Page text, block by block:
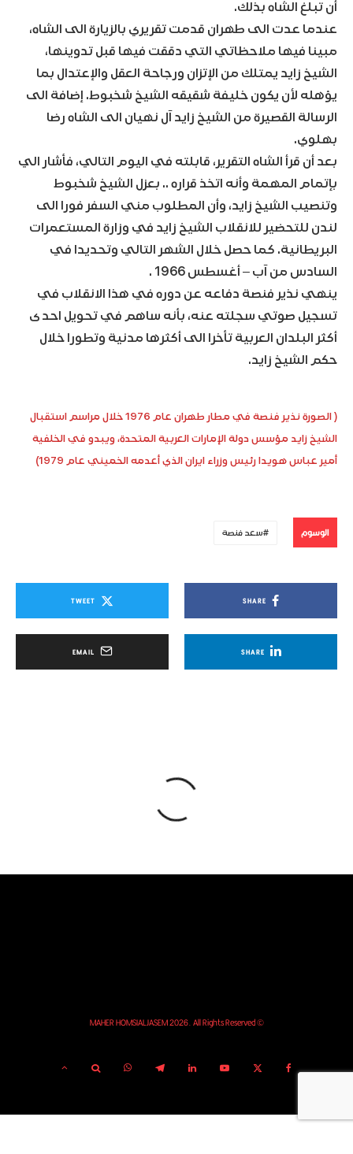
أن تبلغ الشاه بذلك.
عندما عدت الى طهران قدمت تقريري بالزيارة الى الشاه،
مبينا فيها ملاحظاتي التي دققت فيها قبل تدوينها،
الشيخ زايد يمتلك من الإتزان ورجاحة العقل والإعتدال بما
يؤهله لأن يكون خليفة شقيقه الشيخ شخبوط. إضافة الى
الرسالة القصيرة من الشيخ زايد آل نهيان الى الشاه رضا
بهلوي.
بعد أن قرأ الشاه التقرير، قابلته في اليوم التالي، فأشار الي
بإتمام المهمة وأنه اتخذ قراره .. بعزل الشيخ شخبوط
وتنصيب الشيخ زايد، وأن المطلوب مني السفر فورا الى
لندن للتحضير للانقلاب الشيخ زايد في وزارة المستعمرات
البريطانية. كما حصل خلال الشهر التالي وتحديدا في
السادس من آب – أغسطس 1966 .
ينهي نذير فنصة دفاعه عن دوره في هذا الانقلاب في
تسجيل صوتي سجلته عنه، بأنه ساهم في تحويل احدى
أكثر البلدان العربية تأخرا الى أكثرها مدنية وتطورا خلال
حكم الشيخ زايد.
( الصورة نذير فنصة في مطار طهران عام 1976 خلال مراسم استقبال
الشيخ زايد مؤسس دولة الإمارات العربية المتحدة، ويبدو في الخلفية
أمير عباس هويدا رئيس وزراء ايران الذي أعدمه الخميني عام 1979)
الوسوم سعد فنصة
SHARE
TWEET
SHARE
EMAIL
© MAHER HOMSIALJASEM 2026. All Rights Reserved